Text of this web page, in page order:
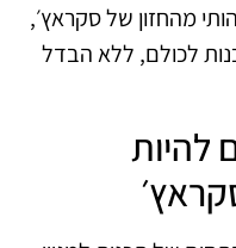
מהחזון של סקראץ׳,
לכולם, ללא הבדל
להיות